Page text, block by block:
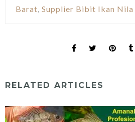
Barat Supplier Bibit Ikan Nila
RELATED ARTICLES